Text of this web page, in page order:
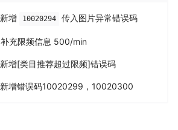
新增 10020294 传入图片异常错误码
补充限频信息 500/min
新增[类目推荐超过限频]错误码
新增错误码10020299，10020300